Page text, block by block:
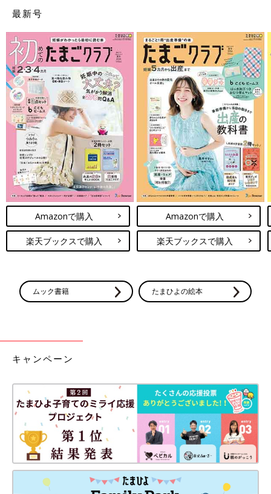
2019年の「授乳・離乳の支援ガイド」では食物アレ
ルギー予防面も考慮
●写真はイメージです
bigacis/gettyimages
――2019年には、12年ぶりに「
・離乳の支援ガイド」が改
山本 それまでの「授乳・離乳の支援ガイド」には食物アレルギ
「PETITスタディ」のエビデンスから、食物アレルギー予防の項
離乳の開始や特定の食物の摂取開始の時期を遅らせることによっ
５～6カ月を目安に卵の摂取を開始すること、とされています。
さらに、子どものアレルギー疾患予防のために妊娠中の母親や授
乳中の母親が特定の食品を極端に避けたり過剰に摂取したりする
必要はなく、バランスよく食べることが重要である点が明記され
たことも大きなポイントです。
ただ、エビデンスがあると説明しても離乳食やアレルギーが心配
される食品を遅らせるママ・パパは一定数います。
最新号
Amazonで購入
楽天ブックスで購入
Amazonで購入
楽天ブックスで購入
ムック書籍 たまひよの絵本
キャンペーン